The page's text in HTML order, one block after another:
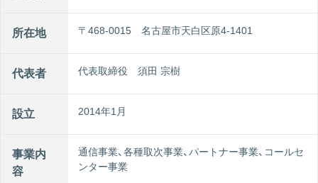
所在地 〒468-0015 名古屋市天白区原4-1401
代表者 代表取締役 須田 宗樹
設立 2014年1月
事業内
容
通信事業、各種取次事業、パートナー事業、コールセ
ンター事業